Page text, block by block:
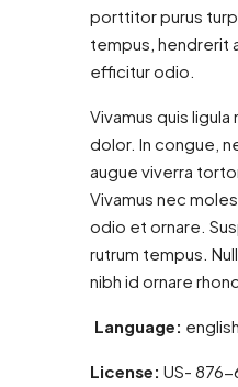
porttitor purus
tempus, hendrerit
efficitur odio.
Vivamus quis
dolor. In congue,
augue viverra
Vivamus nec
odio et ornare.
rutrum tempus.
nibh id ornare
Language:
License: US- 876-